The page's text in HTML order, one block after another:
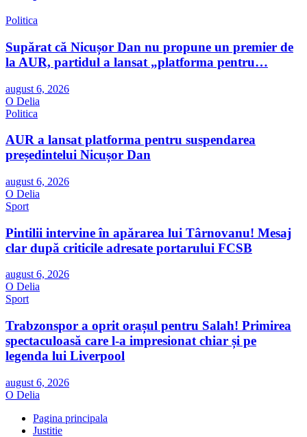
Politica
Supărat că Nicușor Dan nu propune un premier de
la AUR, partidul a lansat „platforma pentru…
august 6, 2026
O Delia
Politica
AUR a lansat platforma pentru suspendarea
președintelui Nicușor Dan
august 6, 2026
O Delia
Sport
Pintilii intervine în apărarea lui Târnovanu! Mesaj
clar după criticile adresate portarului FCSB
august 6, 2026
O Delia
Sport
Trabzonspor a oprit orașul pentru Salah! Primirea
spectaculoasă care l-a impresionat chiar și pe
legenda lui Liverpool
august 6, 2026
O Delia
Pagina principala
Justitie